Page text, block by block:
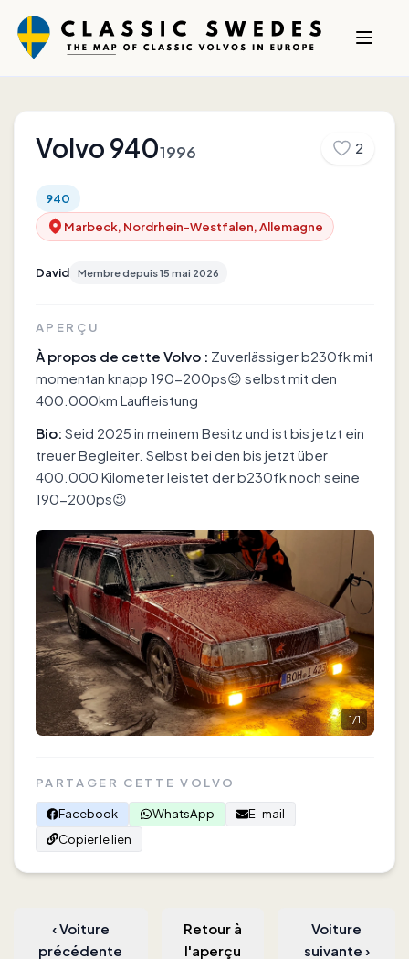
Volvo 9401996 2
940
Marbeck, Nordrhein-Westfalen, Allemagne
David Membre depuis15 mai 2026
APERÇU
À propos de cette Volvo : Zuverlässiger b230fk mit
momentan knapp 190-200ps😉 selbst mit den
400.000km Laufleistung
Bio: Seid 2025 in meinem Besitz und ist bis jetzt ein
treuer Begleiter. Selbst bei den bis jetzt über
400.000 Kilometer leistet der b230fk noch seine
190-200ps😉
1/1
PARTAGER CETTE VOLVO
Facebook
WhatsApp
E-mail
Copier le lien
‹Voiture
précédente
Retour à
l'aperçu
Voiture
suivante ›